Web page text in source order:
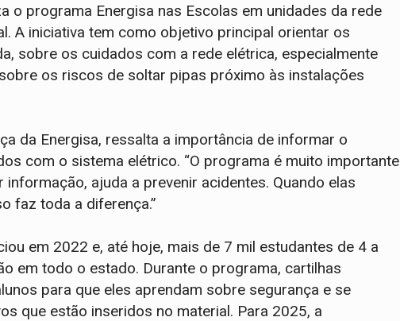
o programa Energisa nas Escolas em unidades da rede
A iniciativa tem como objetivo principal orientar os
sobre os cuidados com a rede elétrica, especialmente
os riscos de soltar pipas próximo às instalações
da Energisa, ressalta a importância de informar o
com o sistema elétrico. “O programa é muito importante
ajuda a prevenir acidentes. Quando elas
faz toda a diferença.”
em 2022 e, até hoje, mais de 7 mil estudantes de 4 a
em todo o estado. Durante o programa, cartilhas
para que eles aprendam sobre segurança e se
que estão inseridos no material. Para 2025, a